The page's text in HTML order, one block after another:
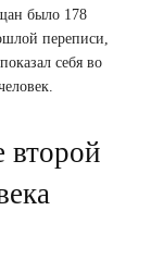
было 178
переписи,
себя во
второй